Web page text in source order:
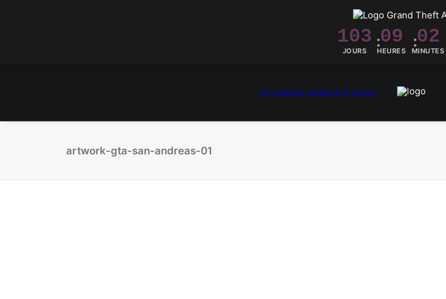
103
JOURS
09
HEURES
02
MINUTES
ACCUEILLES JEUXLES STUDIOS
artwork-gta-san-andreas-01